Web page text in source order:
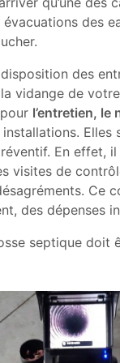
des
des
vidange de
l’entretien, le
Elles
En effet,
visites de
Ce
des dépenses
septique doit